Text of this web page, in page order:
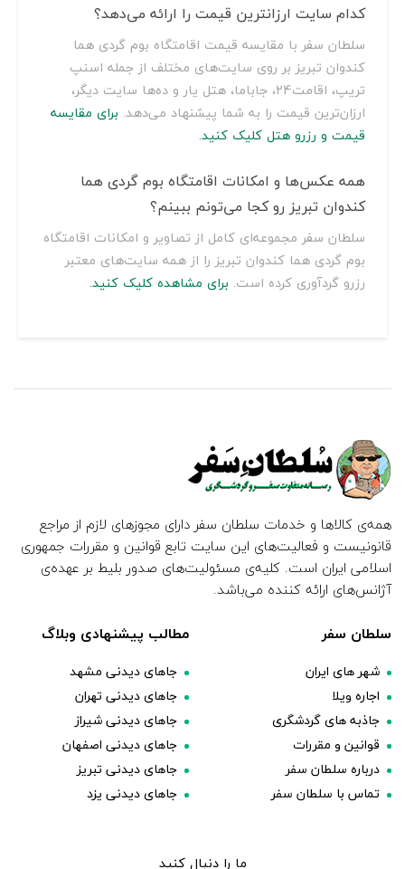
کدام سایت ارزانترین قیمت را ارائه می‌دهد؟
سلطان سفر با مقایسه قیمت اقامتگاه بوم گردی هما
کندوان تبریز بر روی سایت‌های مختلف از جمله اسنپ
تریپ، اقامت24، جاباما، هتل یار و ده‌ها سایت دیگر،
ارزان‌ترین قیمت را به شما پیشنهاد می‌دهد. برای مقایسه
قیمت و رزرو هتل کلیک کنید.
همه عکس‌ها و امکانات اقامتگاه بوم گردی هما
کندوان تبریز رو کجا می‌تونم ببینم؟
سلطان سفر مجموعه‌ای کامل از تصاویر و امکانات اقامتگاه
بوم گردی هما کندوان تبریز را از همه سایت‌های معتبر
رزرو گردآوری کرده است. برای مشاهده کلیک کنید.
همه‌ی کالاها و خدمات سلطان سفر دارای مجوزهای لازم از مراجع
قانونیست و فعالیت‌های این سایت تابع قوانین و مقررات جمهوری
اسلامی ایران است. کلیه‌ی مسئولیت‌های صدور بلیط بر عهده‌ی
آژانس‌های ارائه کننده می‌باشد.
سلطان سفر
شهر های ایران
اجاره ویلا
جاذبه های گردشگری
قوانین و مقررات
درباره سلطان سفر
تماس با سلطان سفر
مطالب پیشنهادی وبلاگ
جاهای دیدنی مشهد
جاهای دیدنی تهران
جاهای دیدنی شیراز
جاهای دیدنی اصفهان
جاهای دیدنی تبریز
جاهای دیدنی یزد
ما را دنبال کنید